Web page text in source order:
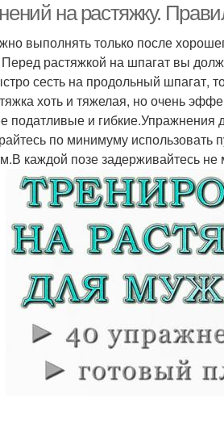
на растяжку.
выполнять только после
растяжкой на шпагат вы
сесть на продольный шпагат,
хоть и тяжелая, но очень
и гибкие.Упражнения
по минимуму
каждой позе задерживайтесь